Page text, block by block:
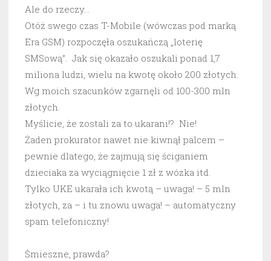
Ale do rzeczy…
Otóż swego czas T-Mobile (wówczas pod marką
Era GSM) rozpoczęła oszukańczą „loterię
SMSową”. Jak się okazało oszukali ponad 1,7
miliona ludzi, wielu na kwotę około 200 złotych.
Wg moich szacunków zgarnęli od 100-300 mln
złotych.
Myślicie, że zostali za to ukarani!? Nie!
Żaden prokurator nawet nie kiwnął palcem –
pewnie dlatego, że zajmują się ściganiem
dzieciaka za wyciągnięcie 1 zł z wózka itd.
Tylko UKE ukarała ich kwotą – uwaga! – 5 mln
złotych, za – i tu znowu uwaga! – automatyczny
spam telefoniczny!
Śmieszne, prawda?